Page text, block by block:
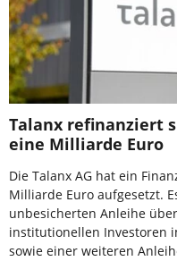
Talanx refinanziert
eine Milliarde Euro
Die Talanx AG hat ein
Milliarde Euro aufgesetzt.
unbesicherten Anleihe
institutionellen Investoren
sowie einer weiteren